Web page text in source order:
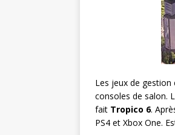
Les jeux de
consoles de salon.
fait Tropico 6.
PS4 et Xbox One.